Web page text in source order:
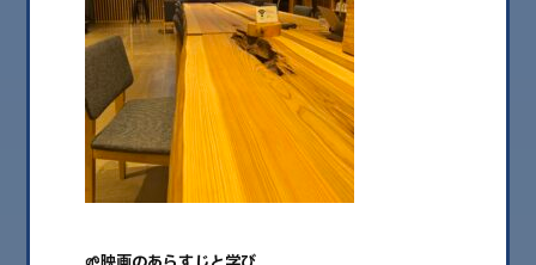
2026.02
2026.01
2025.12
2025.11
2025.10